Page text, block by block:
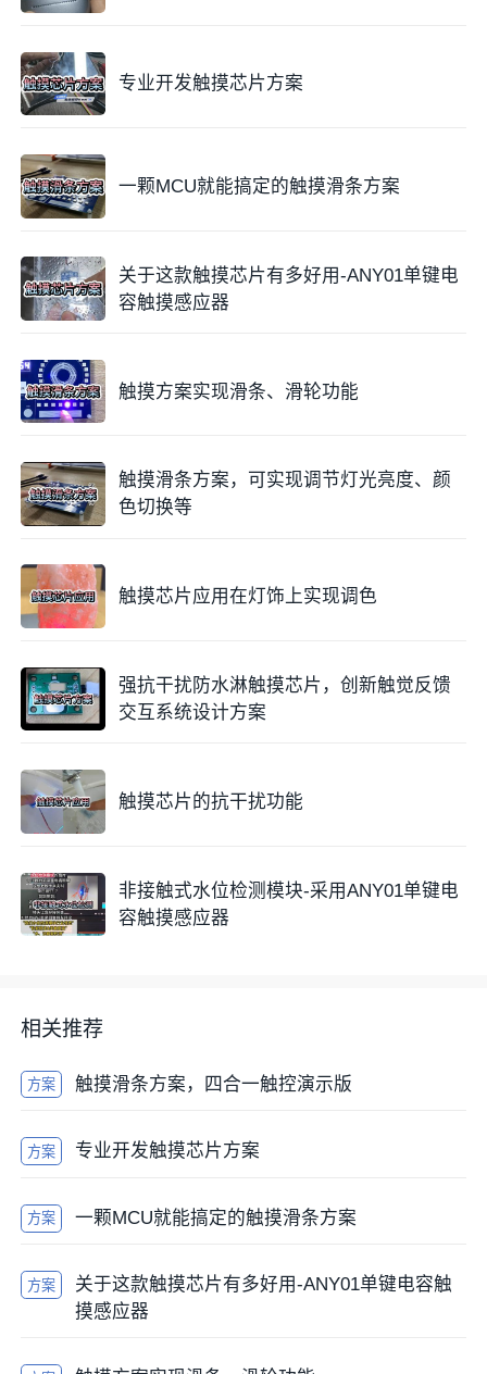
专业开发触摸芯片方案
一颗MCU就能搞定的触摸滑条方案
关于这款触摸芯片有多好用-ANY01单键电
容触摸感应器
触摸方案实现滑条、滑轮功能
触摸滑条方案，可实现调节灯光亮度、颜
色切换等
触摸芯片应用在灯饰上实现调色
强抗干扰防水淋触摸芯片，创新触觉反馈
交互系统设计方案
触摸芯片的抗干扰功能
非接触式水位检测模块-采用ANY01单键电
容触摸感应器
相关推荐
方案 触摸滑条方案，四合一触控演示版
方案 专业开发触摸芯片方案
方案 一颗MCU就能搞定的触摸滑条方案
方案
关于这款触摸芯片有多好用-ANY01单键电容触
摸感应器